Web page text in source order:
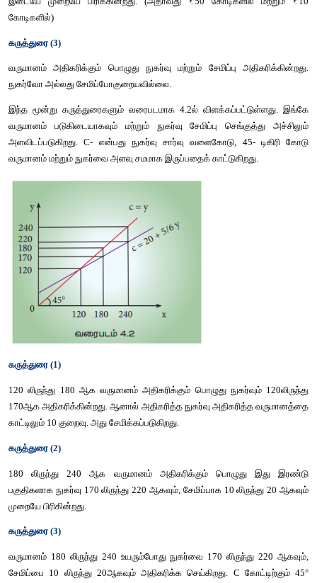
அனுமானங்கள்
1. மற்றவை மாறாது
வருமான பகிர்வு, சுவை, பழக்கவழக்கம், சமூக காரணிகள்,
தொகை பெருக்கம் போன்றவை மாறாமல் நிலையாக உள்ளது என்ற
அடிப்படையில் நுகர்வு வருமானத்தை மட்டும் சார்ந்ததாகும்.
2. சுமூகமான சூழல் நிலவுகிறது
இந்த விதி நாட்டில் இயல்பான நிலை நிலவும்போது மட்டும்
அமையும். அபரிமிதமான மற்றும் அசாதாராண சூழ்நிலைகளான
வேக பணவீக்கம் போன்றவற்றின் போது இந்த விதி
அரசு தலையிடாது. மக்கள் சுதந்திரமாக நுகர்வு பற்றிய
நாடு செல்வமிக்கது; முதலாளித்துவம் நிலவுகிறது.
விதியின் கருத்துக்கள்
இவ்விதி மூன்று கருத்துக்களைக் கொண்டது.
(1) வருமானம் உயரும் போது, நுகர்வு செலவும்